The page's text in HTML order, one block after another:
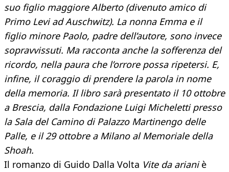
suo figlio maggiore Alberto (divenuto amico di
Primo Levi ad Auschwitz). La nonna Emma e il
figlio minore Paolo, padre dell’autore, sono invece
sopravvissuti. Ma racconta anche la sofferenza del
ricordo, nella paura che l’orrore possa ripetersi. E,
infine, il coraggio di prendere la parola in nome
della memoria. Il libro sarà presentato il 10 ottobre
a Brescia, dalla Fondazione Luigi Micheletti presso
la Sala del Camino di Palazzo Martinengo delle
Palle, e il 29 ottobre a Milano al Memoriale della
Shoah.
Il romanzo di Guido Dalla Volta Vite da arianiè